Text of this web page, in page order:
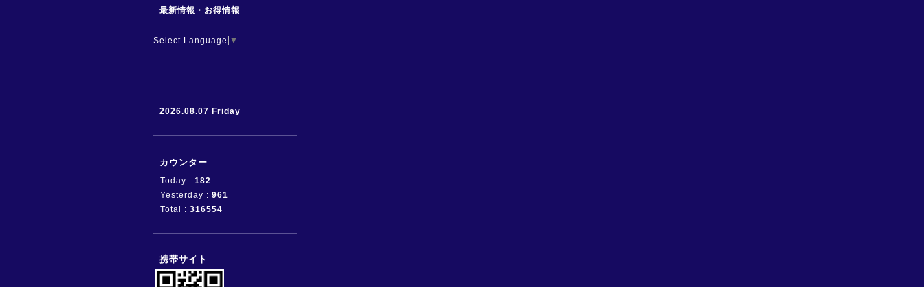
最新情報・お得情報
Select Language ▼
2026.08.07 Friday
カウンター
Today : 182
Yesterday : 961
Total : 316554
携帯サイト